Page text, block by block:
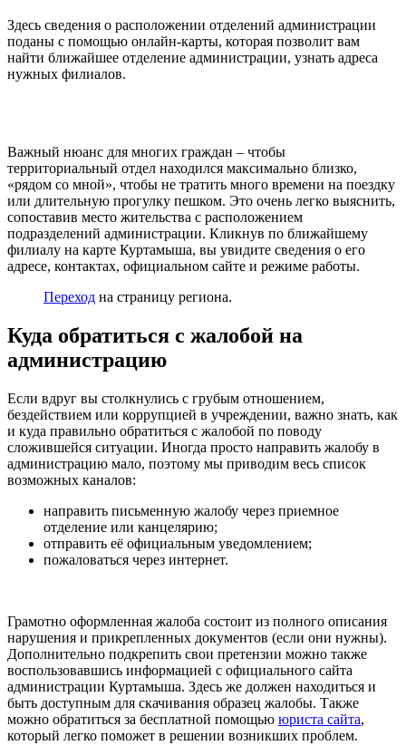
Здесь сведения о расположении отделений администрации
поданы с помощью онлайн-карты, которая позволит вам
найти ближайшее отделение администрации, узнать адреса
нужных филиалов.
Важный нюанс для многих граждан – чтобы
территориальный отдел находился максимально близко,
«рядом со мной», чтобы не тратить много времени на поездку
или длительную прогулку пешком. Это очень легко выяснить,
сопоставив место жительства с расположением
подразделений администрации. Кликнув по ближайшему
филиалу на карте Куртамыша, вы увидите сведения о его
адресе, контактах, официальном сайте и режиме работы.
Переход на страницу региона.
Куда обратиться с жалобой на
администрацию
Если вдруг вы столкнулись с грубым отношением,
бездействием или коррупцией в учреждении, важно знать, как
и куда правильно обратиться с жалобой по поводу
сложившейся ситуации. Иногда просто направить жалобу в
администрацию мало, поэтому мы приводим весь список
возможных каналов:
направить письменную жалобу через приемное
отделение или канцелярию;
отправить её официальным уведомлением;
пожаловаться через интернет.
Грамотно оформленная жалоба состоит из полного описания
нарушения и прикрепленных документов (если они нужны).
Дополнительно подкрепить свои претензии можно также
воспользовавшись информацией с официального сайта
администрации Куртамыша. Здесь же должен находиться и
быть доступным для скачивания образец жалобы. Также
можно обратиться за бесплатной помощью юриста сайта,
который легко поможет в решении возникших проблем.